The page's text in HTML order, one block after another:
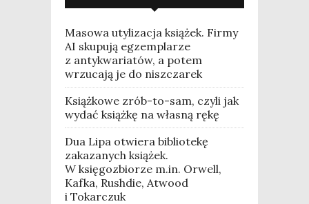
Masowa utylizacja książek. Firmy
AI skupują egzemplarze
z antykwariatów, a potem
wrzucają je do niszczarek
Książkowe zrób-to-sam, czyli jak
wydać książkę na własną rękę
Dua Lipa otwiera bibliotekę
zakazanych książek.
W księgozbiorze m.in. Orwell,
Kafka, Rushdie, Atwood
i Tokarczuk